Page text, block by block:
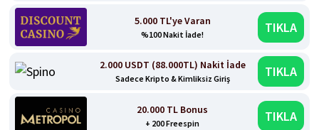
5.000 TL'ye Varan
%100 Nakit İade! TIKLA
2.000 USDT (88.000TL) Nakit İade
Sadece Kripto & Kimliksiz Giriş TIKLA
20.000 TL Bonus
+ 200 Freespin TIKLA